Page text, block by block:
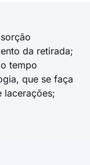
da retirada;
tempo
que se faça
lacerações;